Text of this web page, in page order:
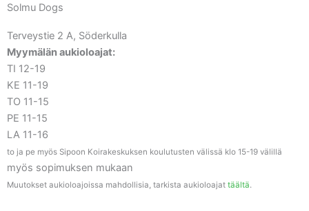
Solmu Dogs
Terveystie 2 A, Söderkulla
Myymälän aukioloajat:
TI 12-19
KE 11-19
TO 11-15
PE 11-15
LA 11-16
to ja pe myös Sipoon Koirakeskuksen koulutusten välissä klo 15-19 välillä
myös sopimuksen mukaan
Muutokset aukioloajoissa mahdollisia, tarkista aukioloajat täältä.